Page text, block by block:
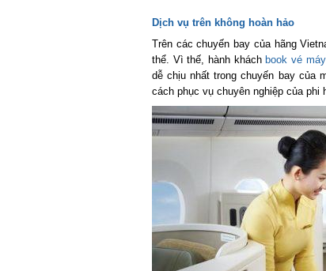
Dịch vụ trên không hoàn hảo
Trên các chuyến bay của hãng
thể. Vì thế, hành kháchbook vé máy
dễ chịu nhất trong chuyến bay của
cách phục vụ chuyên nghiệp của phi